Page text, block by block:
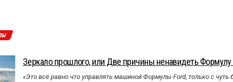
Зеркало прошлого, или Две причины ненавидеть Формулу
«Это всё равно что управлять машиной Формулы Ford, только с